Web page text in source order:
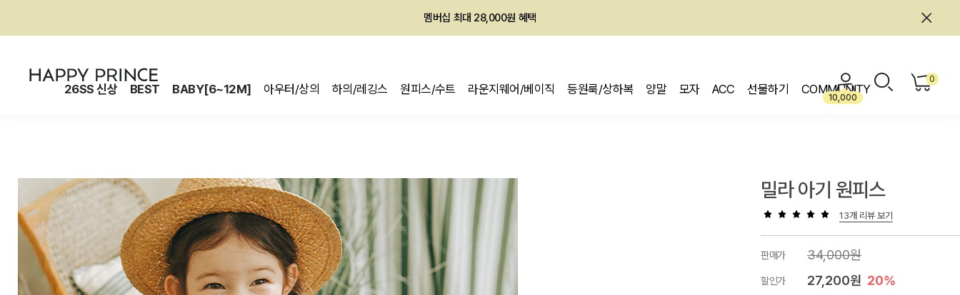
회원전용 아울렛, 가입하면 ~60% 할인!
26SS 신상 BEST BABY[6~12M] 아우터/상의 하의/레깅스 원피스/수트 라운지웨어/베이직 등원룩/상하복 양말 모자 ACC 선물하기 COMMUNITY
10,000
0
밀라 아기 원피스
13개 리뷰 보기
판매가 34,000원
할인가 27,200원 20%